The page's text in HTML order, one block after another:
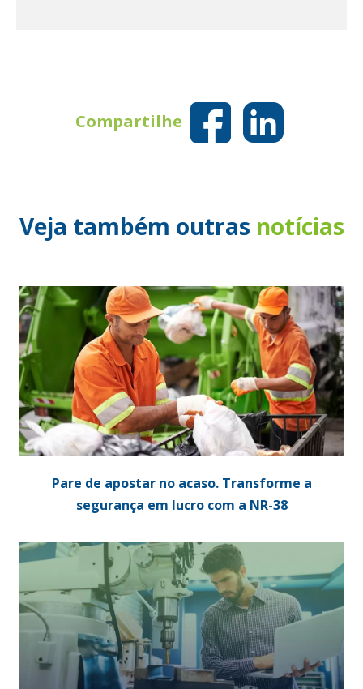
Compartilhe
Veja também outras notícias
Pare de apostar no acaso. Transforme a
segurança em lucro com a NR-38